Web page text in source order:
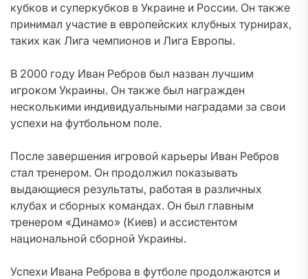
кубков и суперкубков в Украине и России. Он также
принимал участие в европейских клубных турнирах,
таких как Лига чемпионов и Лига Европы.
В 2000 году Иван Ребров был назван лучшим
игроком Украины. Он также был награжден
несколькими индивидуальными наградами за свои
успехи на футбольном поле.
После завершения игровой карьеры Иван Ребров
стал тренером. Он продолжил показывать
выдающиеся результаты, работая в различных
клубах и сборных командах. Он был главным
тренером «Динамо» (Киев) и ассистентом
национальной сборной Украины.
Успехи Ивана Реброва в футболе продолжаются и